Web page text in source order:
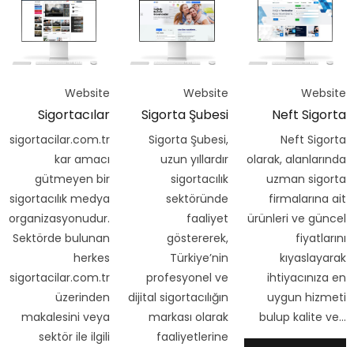
Website
Sigortacılar
sigortacilar.com.tr
kar amacı
gütmeyen bir
sigortacılık medya
organizasyonudur.
Sektörde bulunan
herkes
sigortacilar.com.tr
üzerinden
makalesini veya
sektör ile ilgili
Website
Sigorta Şubesi
Sigorta Şubesi,
uzun yıllardır
sigortacılık
sektöründe
faaliyet
göstererek,
Türkiye’nin
profesyonel ve
dijital sigortacılığın
markası olarak
faaliyetlerine
Website
Neft Sigorta
Neft Sigorta
olarak, alanlarında
uzman sigorta
firmalarına ait
ürünleri ve güncel
fiyatlarını
kıyaslayarak
ihtiyacınıza en
uygun hizmeti
bulup kalite ve…